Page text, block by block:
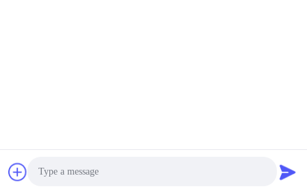
Beijing Oriens Technology Co., Ltd.